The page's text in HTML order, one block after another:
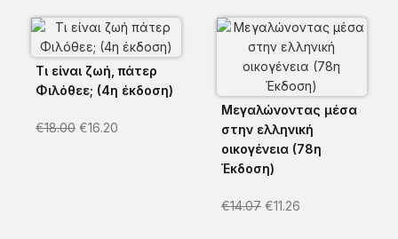
Τι είναι ζωή, πάτερ
Φιλόθεε; (4η έκδοση)
€18.00 €16.20
Μεγαλώνοντας μέσα
στην ελληνική
οικογένεια (78η
Έκδοση)
€14.07 €11.26